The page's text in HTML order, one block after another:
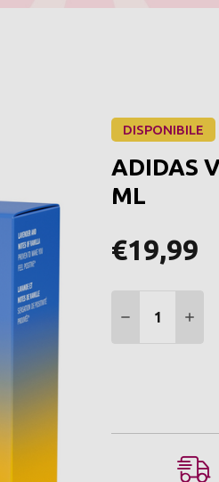
DISPONIBILE
ADIDAS
ML
€19,99
DIMINUIRE